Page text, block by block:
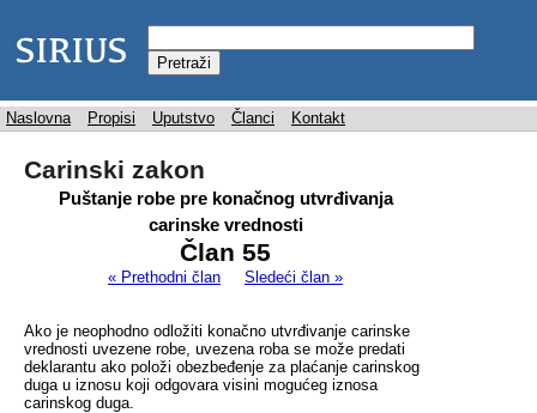
Naslovna Propisi Uputstvo Članci Kontakt
Carinski zakon
Puštanje robe pre konačnog utvrđivanja
carinske vrednosti
Član 55
« Prethodni član Sledeći član »
Ako je neophodno odložiti konačno utvrđivanje carinske
vrednosti uvezene robe, uvezena roba se može predati
deklarantu ako položi obezbeđenje za plaćanje carinskog
duga u iznosu koji odgovara visini mogućeg iznosa
carinskog duga.